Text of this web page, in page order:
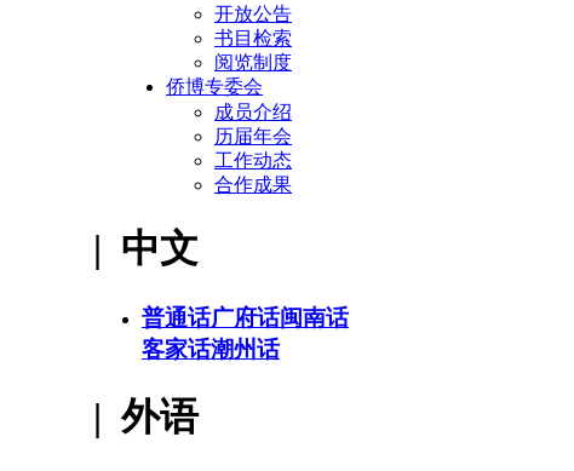
开放公告
书目检索
阅览制度
侨博专委会
成员介绍
历届年会
工作动态
合作成果
| 中文
普通话广府话闽南话
客家话潮州话
| 外语